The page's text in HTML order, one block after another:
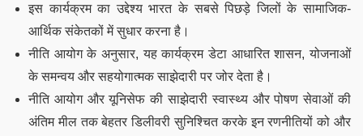
इस कार्यक्रम का उद्देश्य भारत के सबसे पिछड़े जिलों के सामाजिक-
आर्थिक संकेतकों में सुधार करना है।
नीति आयोग के अनुसार, यह कार्यक्रम डेटा आधारित शासन, योजनाओं
के समन्वय और सहयोगात्मक साझेदारी पर जोर देता है।
नीति आयोग और यूनिसेफ की साझेदारी स्वास्थ्य और पोषण सेवाओं की
अंतिम मील तक बेहतर डिलीवरी सुनिश्चित करके इन रणनीतियों को और